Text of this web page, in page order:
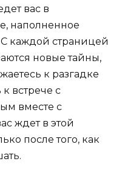
вас в
наполненное
каждой страницей
новые тайны,
к разгадке
к встрече с
вместе с
ждет в этой
после того, как